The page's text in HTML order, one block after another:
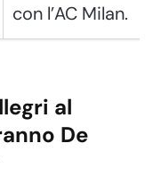
con l’AC Milan.
al
De